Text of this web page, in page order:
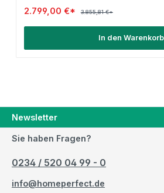
2.799,00 €* 3.855,81 €*
In den Warenkorb
Newsletter
Sie haben Fragen?
0234 / 520 04 99 - 0
info@homeperfect.de